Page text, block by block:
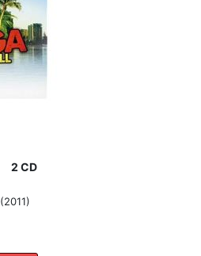
2 CD
(2011)